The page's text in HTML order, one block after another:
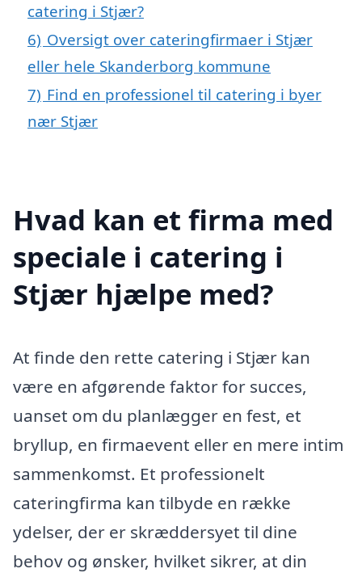
catering i Stjær?
6) Oversigt over cateringfirmaer i Stjær
eller hele Skanderborg kommune
7) Find en professionel til catering i byer
nær Stjær
Hvad kan et firma med
speciale i catering i
Stjær hjælpe med?
At finde den rette catering i Stjær kan
være en afgørende faktor for succes,
uanset om du planlægger en fest, et
bryllup, en firmaevent eller en mere intim
sammenkomst. Et professionelt
cateringfirma kan tilbyde en række
ydelser, der er skræddersyet til dine
behov og ønsker, hvilket sikrer, at din